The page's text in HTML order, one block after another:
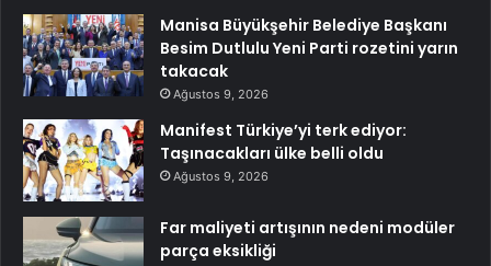
Manisa Büyükşehir Belediye Başkanı
Besim Dutlulu Yeni Parti rozetini yarın
takacak
Ağustos 9, 2026
Manifest Türkiye’yi terk ediyor:
Taşınacakları ülke belli oldu
Ağustos 9, 2026
Far maliyeti artışının nedeni modüler
parça eksikliği